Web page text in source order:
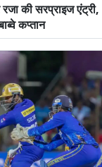
की सरप्राइज एंट्री,
कप्तान